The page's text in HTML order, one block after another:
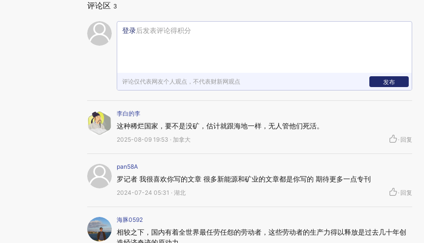
评论区 3
登录后发表评论得积分
评论仅代表网友个人观点，不代表财新网观点 发布
李白的李
这种稀烂国家，要不是没矿，估计就跟海地一样，无人管他们死活。
2025-08-09 19:53 · 加拿大 · 回复
pan58A
罗记者 我很喜欢你写的文章 很多新能源和矿业的文章都是你写的 期待更多一点专刊
2024-07-24 05:31 · 湖北 · 回复
海豚0592
相较之下，国内有着全世界最任劳任怨的劳动者，这些劳动者的生产力得以释放是过去几十年创